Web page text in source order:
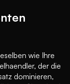
wie Ihre
der die
dominieren,